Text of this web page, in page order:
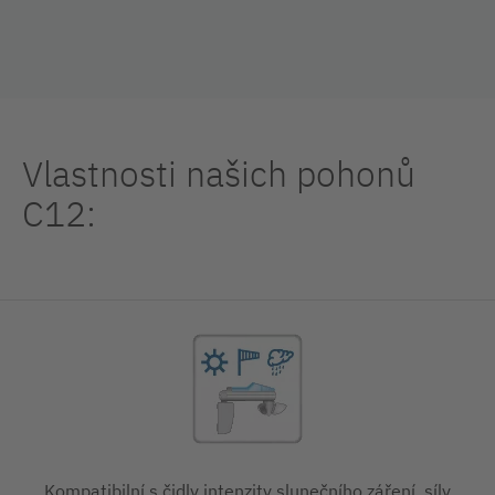
Vlastnosti našich pohonů
C12:
Kompatibilní s čidly intenzity slunečního záření, síly